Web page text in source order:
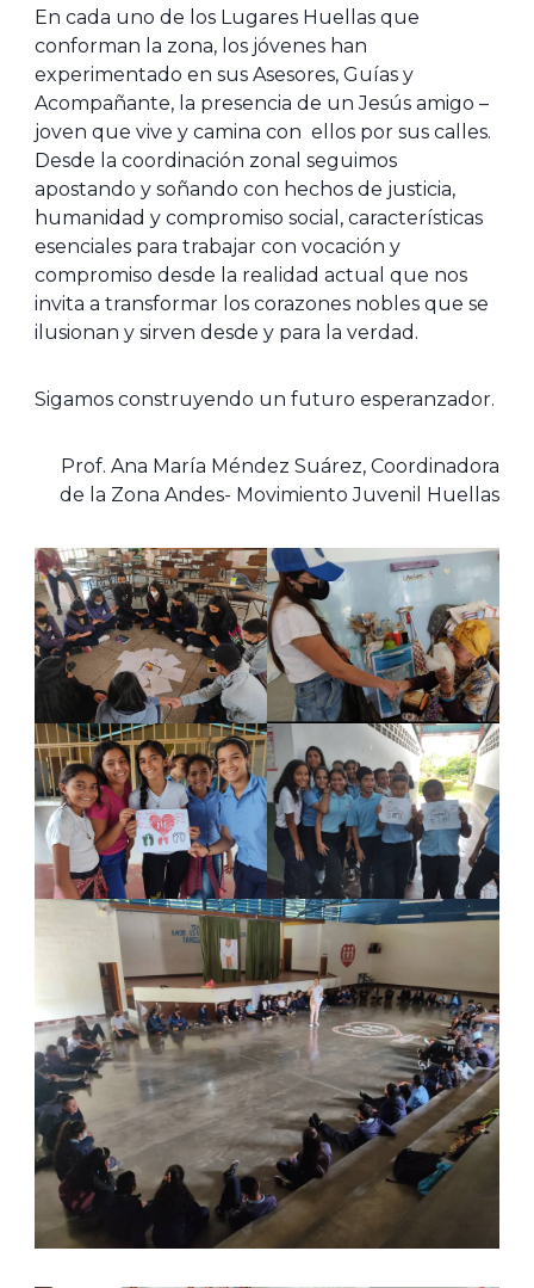
En cada uno de los Lugares Huellas que
conforman la zona, los jóvenes han
experimentado en sus Asesores, Guías y
Acompañante, la presencia de un Jesús amigo –
joven que vive y camina con ellos por sus calles.
Desde la coordinación zonal seguimos
apostando y soñando con hechos de justicia,
humanidad y compromiso social, características
esenciales para trabajar con vocación y
compromiso desde la realidad actual que nos
invita a transformar los corazones nobles que se
ilusionan y sirven desde y para la verdad.
Sigamos construyendo un futuro esperanzador.
Prof. Ana María Méndez Suárez, Coordinadora
de la Zona Andes- Movimiento Juvenil Huellas